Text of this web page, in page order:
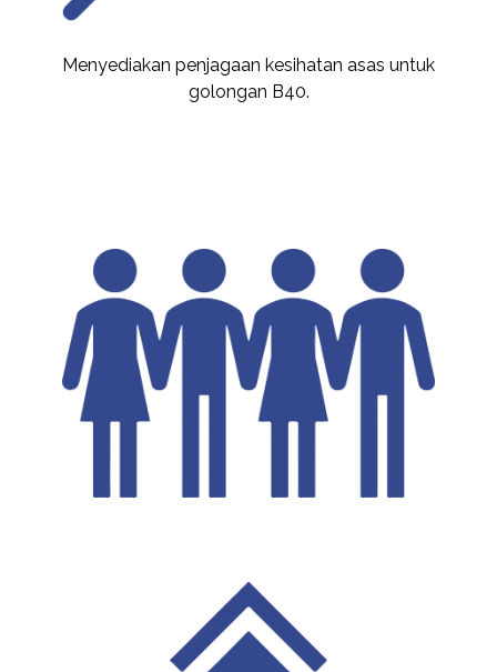
Menyediakan penjagaan kesihatan asas untuk
golongan B40.